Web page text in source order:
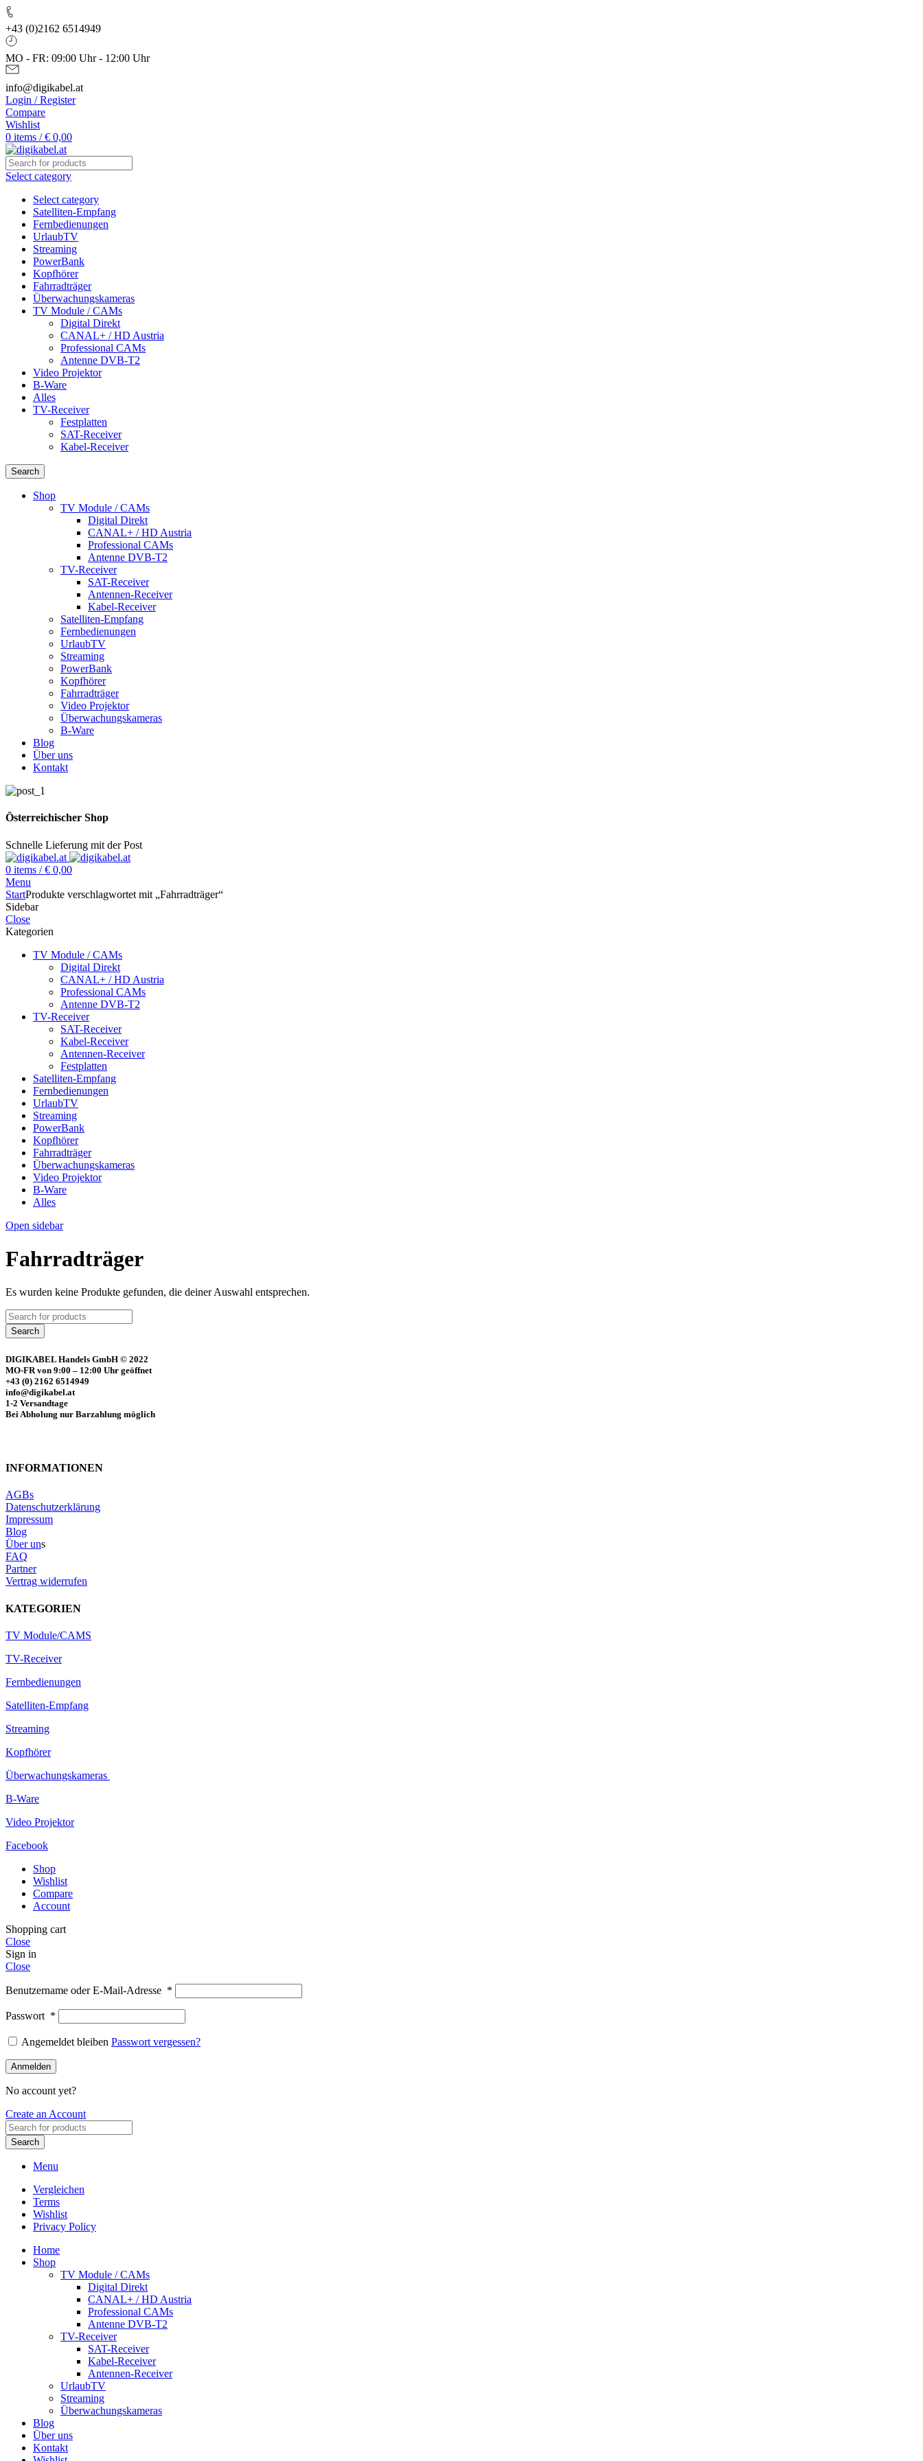
+43 (0)2162 6514949
MO - FR: 09:00 Uhr - 12:00 Uhr
info@digikabel.at
Login / Register
Compare
Wishlist
0 items / € 0,00
Select category
Select category
Satelliten-Empfang
Fernbedienungen
UrlaubTV
Streaming
PowerBank
Kopfhörer
Fahrradträger
Überwachungskameras
TV Module / CAMs
Digital Direkt
CANAL+ / HD Austria
Professional CAMs
Antenne DVB-T2
Video Projektor
B-Ware
Alles
TV-Receiver
Festplatten
SAT-Receiver
Kabel-Receiver
Search
Shop
TV Module / CAMs
Digital Direkt
CANAL+ / HD Austria
Professional CAMs
Antenne DVB-T2
TV-Receiver
SAT-Receiver
Antennen-Receiver
Kabel-Receiver
Satelliten-Empfang
Fernbedienungen
UrlaubTV
Streaming
PowerBank
Kopfhörer
Fahrradträger
Video Projektor
Überwachungskameras
B-Ware
Blog
Über uns
Kontakt
Österreichischer Shop
Schnelle Lieferung mit der Post
0 items / € 0,00
Menu
StartProdukte verschlagwortet mit „Fahrradträger“
Sidebar
Close
Kategorien
TV Module / CAMs
Digital Direkt
CANAL+ / HD Austria
Professional CAMs
Antenne DVB-T2
TV-Receiver
SAT-Receiver
Kabel-Receiver
Antennen-Receiver
Festplatten
Satelliten-Empfang
Fernbedienungen
UrlaubTV
Streaming
PowerBank
Kopfhörer
Fahrradträger
Überwachungskameras
Video Projektor
B-Ware
Alles
Open sidebar
Fahrradträger
Es wurden keine Produkte gefunden, die deiner Auswahl entsprechen.
Search
DIGIKABEL Handels GmbH © 2022
MO-FR von 9:00 – 12:00 Uhr geöffnet
+43 (0) 2162 6514949
info@digikabel.at
1-2 Versandtage
Bei Abholung nur Barzahlung möglich
INFORMATIONEN
AGBs
Datenschutzerklärung
Impressum
Blog
Über uns
FAQ
Partner
Vertrag widerrufen
KATEGORIEN
TV Module/CAMS
TV-Receiver
Fernbedienungen
Satelliten-Empfang
Streaming
Kopfhörer
Überwachungskameras
B-Ware
Video Projektor
Facebook
Shop
Wishlist
Compare
Account
Shopping cart
Close
Sign in
Close
Benutzername oder E-Mail-Adresse *
Passwort *
Angemeldet bleiben Passwort vergessen?
Anmelden
No account yet?
Create an Account
Search
Menu
Vergleichen
Terms
Wishlist
Privacy Policy
Home
Shop
TV Module / CAMs
Digital Direkt
CANAL+ / HD Austria
Professional CAMs
Antenne DVB-T2
TV-Receiver
SAT-Receiver
Kabel-Receiver
Antennen-Receiver
UrlaubTV
Streaming
Überwachungskameras
Blog
Über uns
Kontakt